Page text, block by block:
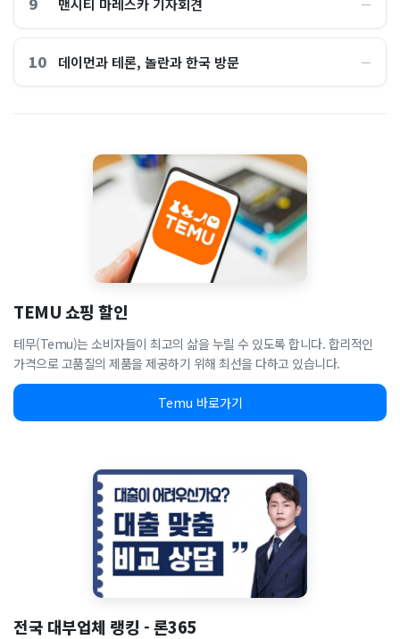
―
10 데이먼과 테론, 놀란과 한국 방문 ―
TEMU 쇼핑 할인
테무(Temu)는 소비자들이 최고의 삶을 누릴 수 있도록 합니다. 합리적인
가격으로 고품질의 제품을 제공하기 위해 최선을 다하고 있습니다.
Temu 바로가기
전국 대부업체 랭킹 - 론365